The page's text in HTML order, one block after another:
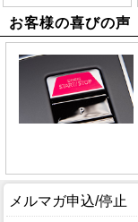
お客様の喜びの声
メルマガ申込/停止